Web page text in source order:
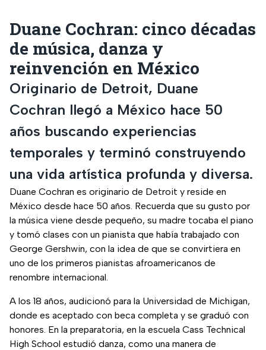
Duane Cochran: cinco décadas
de música, danza y
reinvención en México
Originario de Detroit, Duane
Cochran llegó a México hace 50
años buscando experiencias
temporales y terminó construyendo
una vida artística profunda y diversa.
Duane Cochran es originario de Detroit y reside en
México desde hace 50 años. Recuerda que su gusto por
la música viene desde pequeño, su madre tocaba el piano
y tomó clases con un pianista que había trabajado con
George Gershwin, con la idea de que se convirtiera en
uno de los primeros pianistas afroamericanos de
renombre internacional.
A los 18 años, audicionó para la Universidad de Michigan,
donde es aceptado con beca completa y se graduó con
honores. En la preparatoria, en la escuela Cass Technical
High School estudió danza, como una manera de